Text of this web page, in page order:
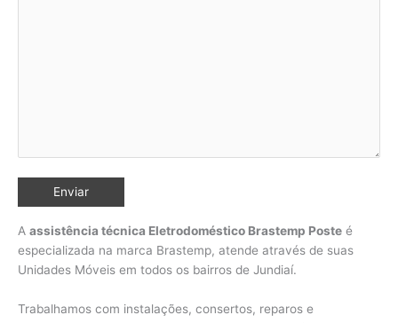
A assistência técnica Eletrodoméstico Brastemp Poste é
especializada na marca Brastemp, atende através de suas
Unidades Móveis em todos os bairros de Jundiaí.
Trabalhamos com instalações, consertos, reparos e